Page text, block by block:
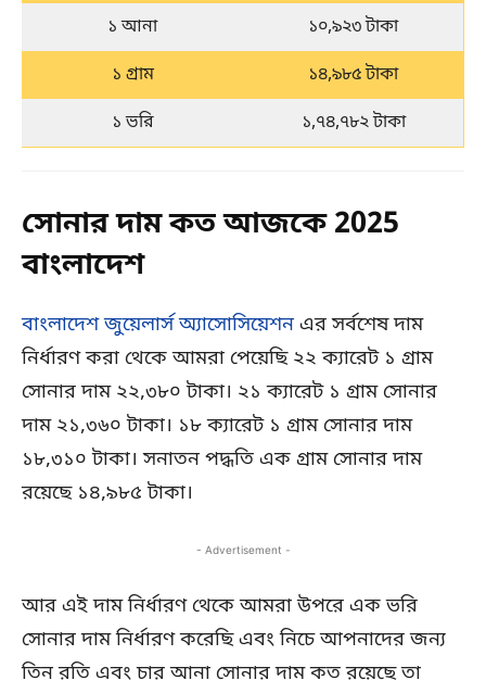
১ আনা
১০,৯২৩ টাকা
১ গ্রাম
১৪,৯৮৫ টাকা
১ ভরি
১,৭৪,৭৮২ টাকা
সোনার দাম কত আজকে 2025
বাংলাদেশ
বাংলাদেশ জুয়েলার্স অ্যাসোসিয়েশন এর সর্বশেষ দাম
নির্ধারণ করা থেকে আমরা পেয়েছি ২২ ক্যারেট ১ গ্রাম
সোনার দাম ২২,৩৮০ টাকা। ২১ ক্যারেট ১ গ্রাম সোনার
দাম ২১,৩৬০ টাকা। ১৮ ক্যারেট ১ গ্রাম সোনার দাম
১৮,৩১০ টাকা। সনাতন পদ্ধতি এক গ্রাম সোনার দাম
রয়েছে ১৪,৯৮৫ টাকা।
- Advertisement -
আর এই দাম নির্ধারণ থেকে আমরা উপরে এক ভরি
সোনার দাম নির্ধারণ করেছি এবং নিচে আপনাদের জন্য
তিন রতি এবং চার আনা সোনার দাম কত রয়েছে তা